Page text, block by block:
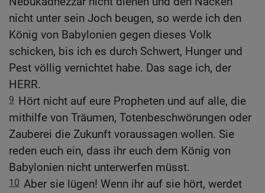
nicht unter sein Joch beugen, so werde ich den
König von Babylonien gegen dieses Volk
schicken, bis ich es durch Schwert, Hunger und
Pest völlig vernichtet habe. Das sage ich, der
HERR.
9 Hört nicht auf eure Propheten und auf alle, die
mithilfe von Träumen, Totenbeschwörungen oder
Zauberei die Zukunft voraussagen wollen. Sie
reden euch ein, dass ihr euch dem König von
Babylonien nicht unterwerfen müsst.
10 Aber sie lügen! Wenn ihr auf sie hört, werdet